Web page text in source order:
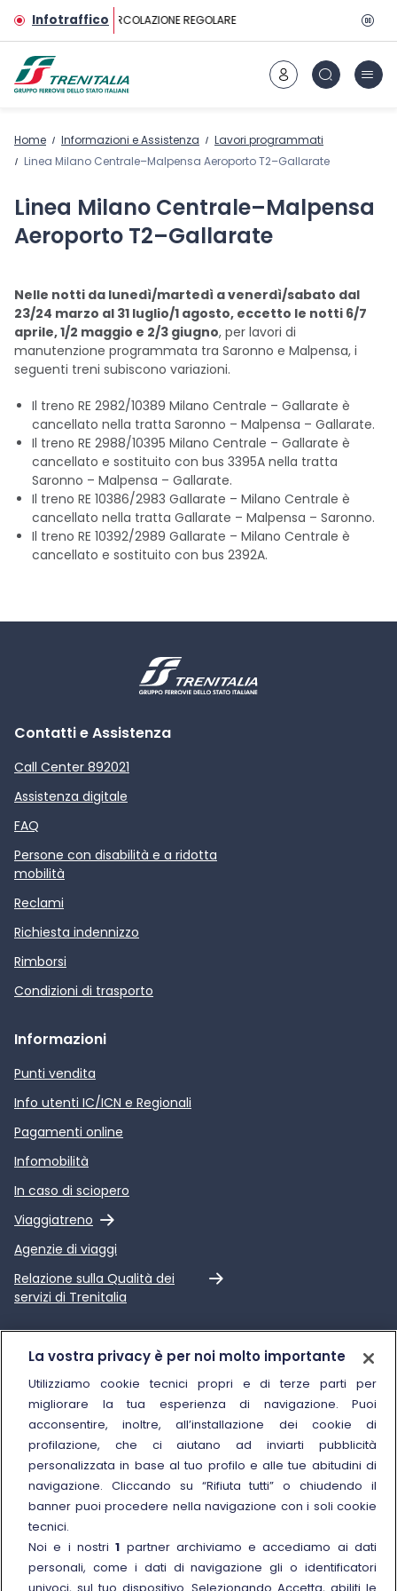
Vai al contenuto principale
InfotrafficoCIRCOLAZIONE REGOLARE
Home Informazioni e Assistenza
Lavori programmati
Linea Milano Centrale–Malpensa Aeroporto T2–Gallarate
Linea Milano Centrale–Malpensa
Aeroporto T2–Gallarate
Nelle notti da lunedì/martedì a venerdì/sabato dal
23/24 marzo al 31 luglio/1 agosto, eccetto le notti 6/7
aprile, 1/2 maggio e 2/3 giugno, per lavori di
manutenzione programmata tra Saronno e Malpensa, i
seguenti treni subiscono variazioni.
Il treno RE 2982/10389 Milano Centrale – Gallarate è
cancellato nella tratta Saronno – Malpensa – Gallarate.
Il treno RE 2988/10395 Milano Centrale – Gallarate è
cancellato e sostituito con bus 3395A nella tratta
Saronno – Malpensa – Gallarate.
Il treno RE 10386/2983 Gallarate – Milano Centrale è
cancellato nella tratta Gallarate – Malpensa – Saronno.
Il treno RE 10392/2989 Gallarate – Milano Centrale è
cancellato e sostituito con bus 2392A.
Contatti e Assistenza
Call Center 892021
Assistenza digitale
FAQ
Persone con disabilità e a ridotta
mobilità
Reclami
Richiesta indennizzo
Rimborsi
Condizioni di trasporto
Informazioni
Punti vendita
Info utenti IC/ICN e Regionali
Pagamenti online
Infomobilità
In caso di sciopero
Viaggiatreno
Link esterno
Agenzie di viaggi
Relazione sulla Qualità dei
servizi di Trenitalia
Link esterno
Chi siamo
Sostenibilità
Trenitalia for Business
Manuale di Conservazione
Link esterno
Carriere
Link esterno
La Freccia Mag
Link esterno
Noleggia un treno charter
Viaggi di gruppo
La vostra privacy è per noi molto importante
Utilizziamo cookie tecnici propri e di terze parti per
migliorare la tua esperienza di navigazione. Puoi
acconsentire, inoltre, all’installazione dei cookie di
profilazione, che ci aiutano ad inviarti pubblicità
personalizzata in base al tuo profilo e alle tue abitudini di
navigazione. Cliccando su “Rifiuta tutti” o chiudendo il
banner puoi procedere nella navigazione con i soli cookie
tecnici.
Noi e i nostri1 partner archiviamo e accediamo ai dati
personali, come i dati di navigazione gli o identificatori
univoci, sul tuo dispositivo. Selezionando Accetta, abiliti le